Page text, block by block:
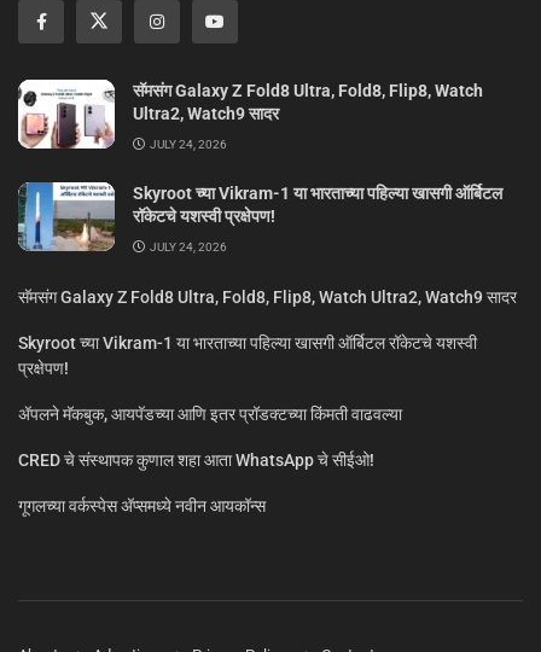
सॅमसंग Galaxy Z Fold8 Ultra, Fold8, Flip8, Watch
Ultra2, Watch9 सादर
JULY 24, 2026
Skyroot च्या Vikram-1 या भारताच्या पहिल्या खासगी ऑर्बिटल
रॉकेटचे यशस्वी प्रक्षेपण!
JULY 24, 2026
सॅमसंग Galaxy Z Fold8 Ultra, Fold8, Flip8, Watch Ultra2, Watch9 सादर
Skyroot च्या Vikram-1 या भारताच्या पहिल्या खासगी ऑर्बिटल रॉकेटचे यशस्वी
प्रक्षेपण!
ॲपलने मॅकबुक, आयपॅडच्या आणि इतर प्रॉडक्टच्या किंमती वाढवल्या
CRED चे संस्थापक कुणाल शहा आता WhatsApp चे सीईओ!
गूगलच्या वर्कस्पेस अ‍ॅप्समध्ये नवीन आयकॉन्स